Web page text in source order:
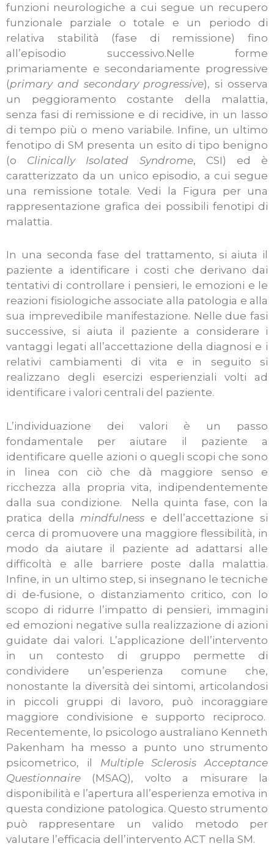
funzioni neurologiche a cui segue un recupero
funzionale parziale o totale e un periodo di
relativa stabilità (fase di remissione) fino
all’episodio successivo.Nelle forme
primariamente e secondariamente progressive
(primary and secondary progressive), si osserva
un peggioramento costante della malattia,
senza fasi di remissione e di recidive, in un lasso
di tempo più o meno variabile. Infine, un ultimo
fenotipo di SM presenta un esito di tipo benigno
(o Clinically Isolated Syndrome, CSI) ed è
caratterizzato da un unico episodio, a cui segue
una remissione totale. Vedi la Figura per una
rappresentazione grafica dei possibili fenotipi di
malattia.
In una seconda fase del trattamento, si aiuta il
paziente a identificare i costi che derivano dai
tentativi di controllare i pensieri, le emozioni e le
reazioni fisiologiche associate alla patologia e alla
sua imprevedibile manifestazione. Nelle due fasi
successive, si aiuta il paziente a considerare i
vantaggi legati all’accettazione della diagnosi e i
relativi cambiamenti di vita e in seguito si
realizzano degli esercizi esperienziali volti ad
identificare i valori centrali del paziente.
L’individuazione dei valori è un passo
fondamentale per aiutare il paziente a
identificare quelle azioni o quegli scopi che sono
in linea con ciò che dà maggiore senso e
ricchezza alla propria vita, indipendentemente
dalla sua condizione.
Nella quinta fase, con la
pratica della mindfulness e dell’accettazione si
cerca di promuovere una maggiore flessibilità, in
modo da aiutare il paziente ad adattarsi alle
difficoltà e alle barriere poste dalla malattia.
Infine, in un ultimo step, si insegnano le tecniche
di de-fusione, o distanziamento critico, con lo
scopo di ridurre l’impatto di pensieri, immagini
ed emozioni negative sulla realizzazione di azioni
guidate dai valori. L’applicazione dell’intervento
in un contesto di gruppo permette di
condividere un’esperienza comune che,
nonostante la diversità dei sintomi, articolandosi
in piccoli gruppi di lavoro, può incoraggiare
maggiore condivisione e supporto reciproco.
Recentemente, lo psicologo australiano Kenneth
Pakenham ha messo a punto uno strumento
psicometrico, il Multiple Sclerosis Acceptance
Questionnaire (MSAQ), volto a misurare la
disponibilità e l’apertura all’esperienza emotiva in
questa condizione patologica. Questo strumento
può rappresentare un valido metodo per
valutare l’efficacia dell’intervento ACT nella SM.